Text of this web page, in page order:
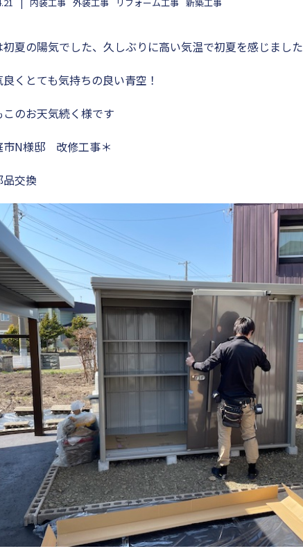
夏の陽気でした、久しぶりに高い気温で初夏を感じました
くとても気持ちの良い青空！
このお天気続く様です
市N様邸 改修工事＊
品交換